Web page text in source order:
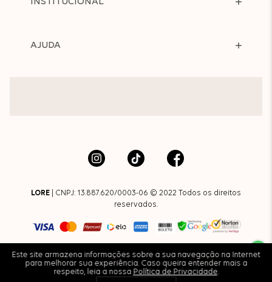
Este site armazena informações sobre a sua navegação na Internet
para melhorar sua experiência. Caso queira entender mais a
respeito, leia a nossa Política de Privacidade.
INSTITUCIONAL
AJUDA
LORE | CNPJ: 13.887.620/0003-06 © 2022 Todos os direitos
reservados.